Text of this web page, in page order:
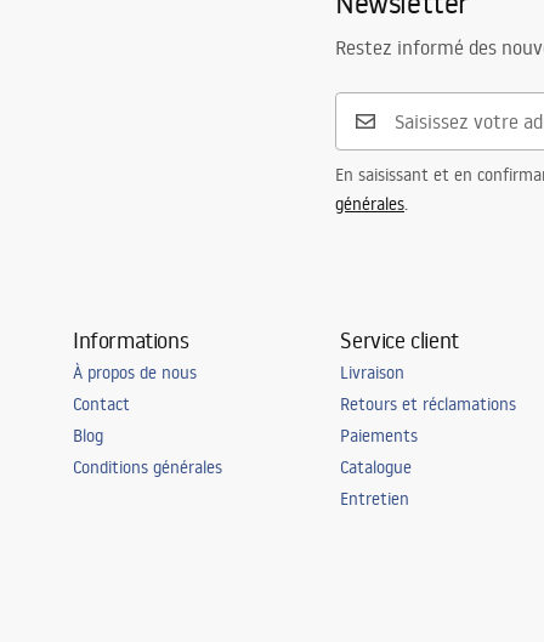
Restez informé des
En saisissant et en
générales.
Informations
À propos de nous
Contact
Blog
Conditions générales
Service client
Livraison
Retours et réclamations
Paiements
Catalogue
Entretien